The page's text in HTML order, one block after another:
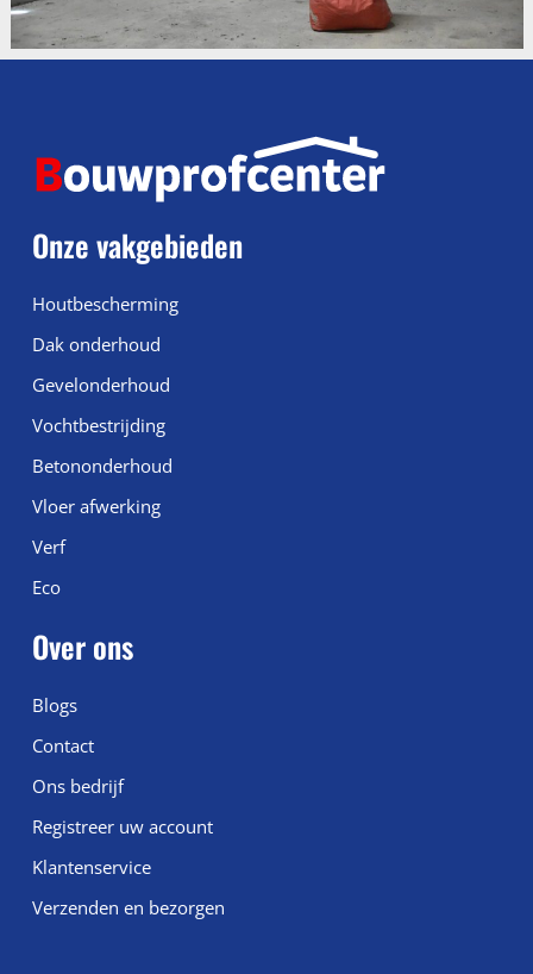
Onze vakgebieden
Houtbescherming
Dak onderhoud
Gevelonderhoud
Vochtbestrijding
Betononderhoud
Vloer afwerking
Verf
Eco
Over ons
Blogs
Contact
Ons bedrijf
Registreer uw account
Klantenservice
Verzenden en bezorgen